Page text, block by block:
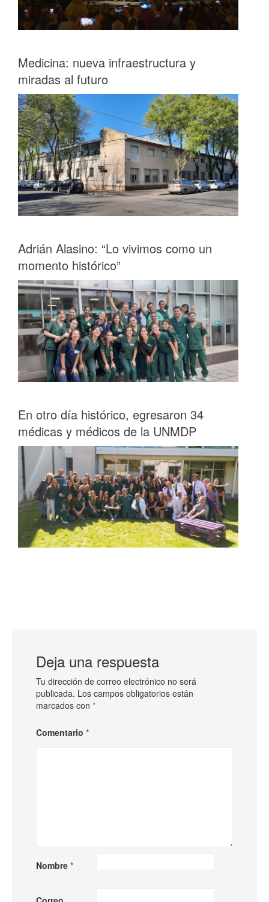
Medicina: nueva infraestructura y
miradas al futuro
Adrián Alasino: “Lo vivimos como un
momento histórico”
En otro día histórico, egresaron 34
médicas y médicos de la UNMDP
Deja una respuesta
Tu dirección de correo electrónico no será
publicada. Los campos obligatorios están
marcados con *
Comentario *
Nombre *